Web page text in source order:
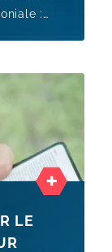
:
LE